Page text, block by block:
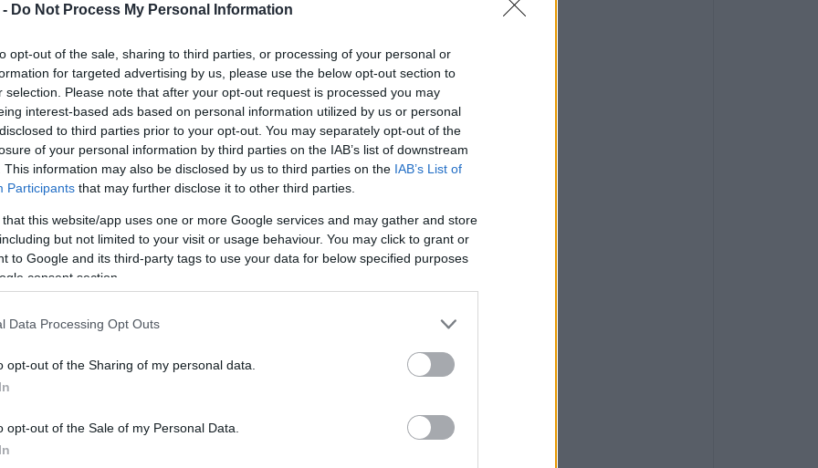
Do Not Process My Personal Information
opt-out of the sale, sharing to third parties, or processing of your personal or
for targeted advertising by us, please use the below opt-out section to
selection. Please note that after your opt-out request is processed you may
interest-based ads based on personal information utilized by us or personal
to third parties prior to your opt-out. You may separately opt-out of the
of your personal information by third parties on the IAB’s list of downstream
This information may also be disclosed by us to third parties on the IAB’s List of
Participants that may further disclose it to other third parties.
that this website/app uses one or more Google services and may gather and store
but not limited to your visit or usage behaviour. You may click to grant or
to Google and its third-party tags to use your data for below specified purposes
consent section.
Data Processing Opt Outs
opt-out of the Sharing of my personal data.
opt-out of the Sale of my Personal Data.